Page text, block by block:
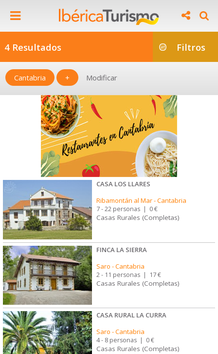
4 Resultados Filtros
Cantabria + Modificar
CASA LOS LLARES
Ribamontán al Mar-Cantabria
7 - 22 personas | 0 €
Casas Rurales (Completas)
FINCA LA SIERRA
Saro -Cantabria
2 - 11 personas | 17 €
Casas Rurales (Completas)
CASA RURAL LA CURRA
Saro -Cantabria
4 - 8 personas 0 €
Casas Rurales (Completas)